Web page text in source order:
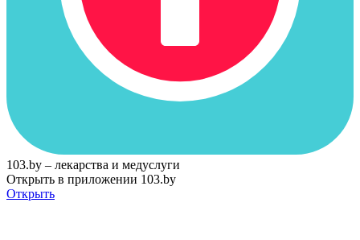
103.by – лекарства и медуслуги
Открыть в приложении 103.by
Открыть